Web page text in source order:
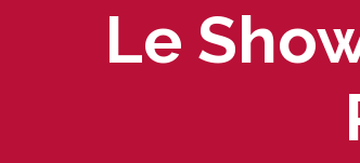
Le